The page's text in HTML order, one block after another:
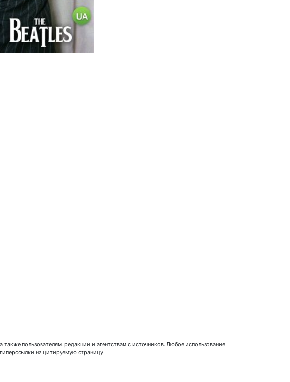
пользователям, редакции и агентствам с источников. Любое использование
на цитируемую страницу.